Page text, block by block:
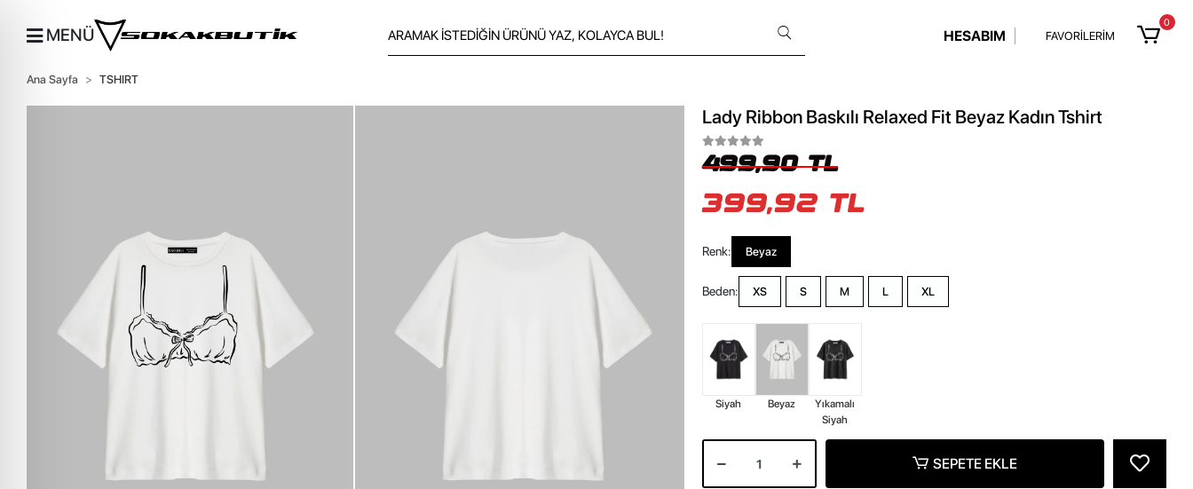
MENÜ HESABIM FAVORİLERİM
0
Ana Sayfa TSHIRT
Lady Ribbon Baskılı Relaxed Fit Beyaz Kadın Tshirt
499,90 TL
399,92 TL
Renk: Beyaz
Beden: XS S M L XL
Siyah Beyaz
Yıkamalı
Siyah
SEPETE EKLE